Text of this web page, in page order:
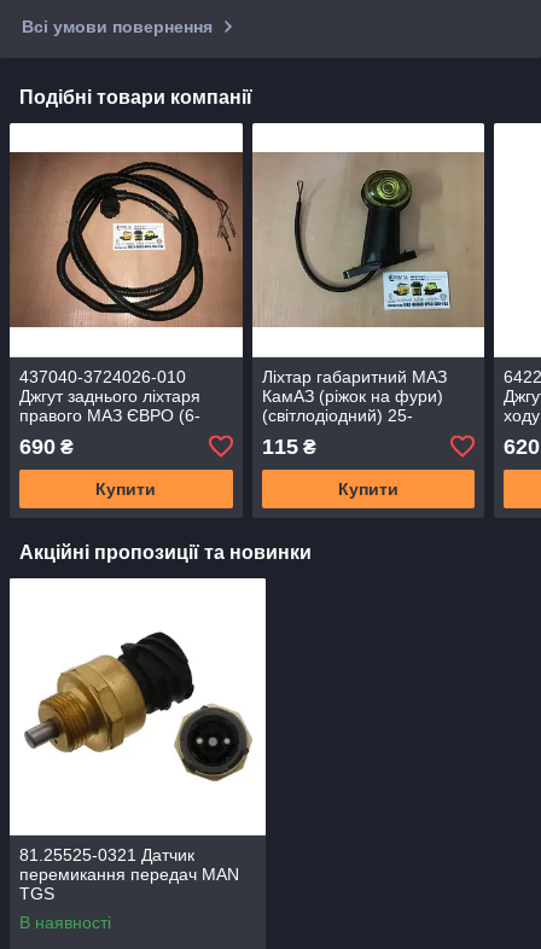
Всі умови повернення
Подібні товари компанії
437040-3724026-010
Джгут заднього ліхтаря
правого МАЗ ЄВРО (6-
контактний байонет) (L =
22280 мм)
690 ₴
Купити
Ліхтар габаритний МАЗ
КамАЗ (ріжок на фури)
(світлодіодний) 25-
115₴
Купити
620
Акційні пропозиції та новинки
81.25525-0321 Датчик
перемикання передач MAN
TGS
В наявності